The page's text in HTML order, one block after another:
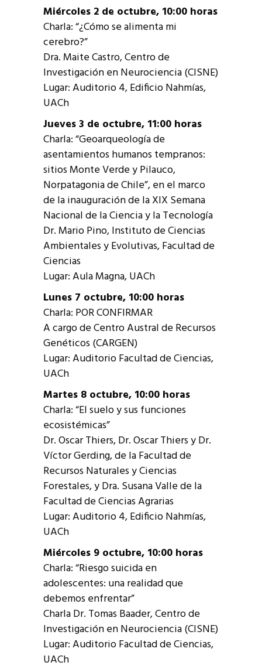
Miércoles 2 de octubre, 10:00 horas
Charla: “¿Cómo se alimenta mi
cerebro?”
Dra. Maite Castro, Centro de
Investigación en Neurociencia (CISNE)
Lugar: Auditorio 4, Edificio Nahmías,
UACh
Jueves 3 de octubre, 11:00 horas
Charla: “Geoarqueología de
asentamientos humanos tempranos:
sitios Monte Verde y Pilauco,
Norpatagonia de Chile”, en el marco
de la inauguración de la XIX Semana
Nacional de la Ciencia y la Tecnología
Dr. Mario Pino, Instituto de Ciencias
Ambientales y Evolutivas, Facultad de
Ciencias
Lugar: Aula Magna, UACh
Lunes 7 octubre, 10:00 horas
Charla: POR CONFIRMAR
A cargo de Centro Austral de Recursos
Genéticos (CARGEN)
Lugar: Auditorio Facultad de Ciencias,
UACh
Martes 8 octubre, 10:00 horas
Charla: “El suelo y sus funciones
ecosistémicas”
Dr. Oscar Thiers, Dr. Oscar Thiers y Dr.
Víctor Gerding, de la Facultad de
Recursos Naturales y Ciencias
Forestales, y Dra. Susana Valle de la
Facultad de Ciencias Agrarias
Lugar: Auditorio 4, Edificio Nahmías,
UACh
Miércoles 9 octubre, 10:00 horas
Charla: “Riesgo suicida en
adolescentes: una realidad que
debemos enfrentar”
Charla Dr. Tomas Baader, Centro de
Investigación en Neurociencia (CISNE)
Lugar: Auditorio Facultad de Ciencias,
UACh